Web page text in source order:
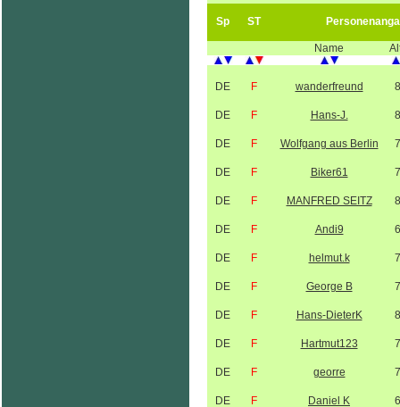
Sp ST
Name
DE F wanderfreund
DE F Hans-J.
DE F Wolfgang aus Berlin
DE F Biker61
DE F MANFRED SEITZ
DE F Andi9
DE F helmut.k
DE F George B
DE F Hans-DieterK
DE F Hartmut123
DE F georre
DE F Daniel K